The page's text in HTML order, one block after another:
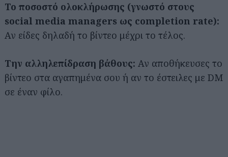
Το ποσοστό ολοκλήρωσης (γνωστό στους
social media managers ως completion rate):
Αν είδες δηλαδή το βίντεο μέχρι το τέλος.
Την αλληλεπίδραση βάθους: Αν αποθήκευσες το
βίντεο στα αγαπημένα σου ή αν το έστειλες με DM
σε έναν φίλο.